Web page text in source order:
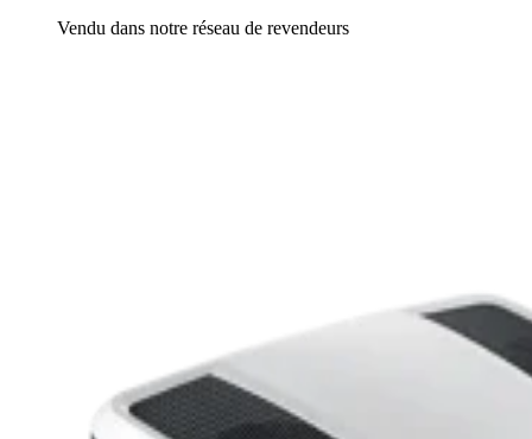
Vendu dans notre réseau de revendeurs